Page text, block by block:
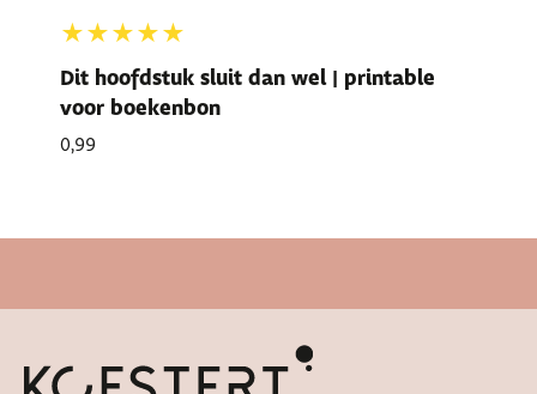
★★★★★
Dit hoofdstuk sluit dan wel | printable
voor boekenbon
0,99